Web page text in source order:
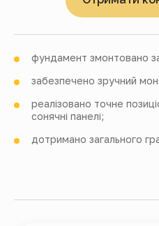
фундамент змонтовано
забезпечено зручний
реалізовано точне
сонячні панелі;
дотримано загального